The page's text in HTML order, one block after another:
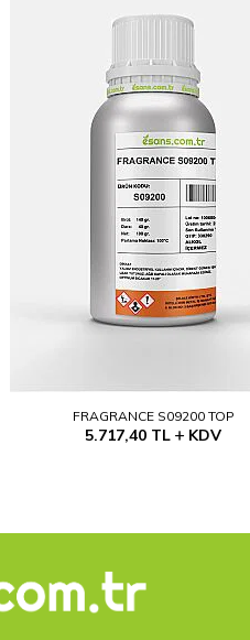
FRAGRANCE S09200 TOP
5.717,40 TL KDV